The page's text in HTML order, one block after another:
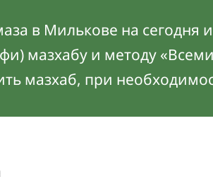
в Милькове на сегодня
мазхабу и методу
мазхаб, при